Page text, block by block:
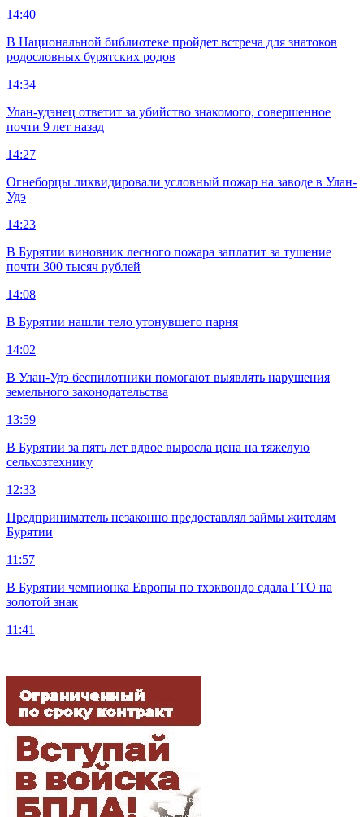
14:40
В Национальной библиотеке пройдет встреча для знатоков
родословных бурятских родов
14:34
Улан-удэнец ответит за убийство знакомого, совершенное
почти 9 лет назад
14:27
Огнеборцы ликвидировали условный пожар на заводе в Улан-
Удэ
14:23
В Бурятии виновник лесного пожара заплатит за тушение
почти 300 тысяч рублей
14:08
В Бурятии нашли тело утонувшего парня
14:02
В Улан-Удэ беспилотники помогают выявлять нарушения
земельного законодательства
13:59
В Бурятии за пять лет вдвое выросла цена на тяжелую
сельхозтехнику
12:33
Предприниматель незаконно предоставлял займы жителям
Бурятии
11:57
В Бурятии чемпионка Европы по тхэквондо сдала ГТО на
золотой знак
11:41